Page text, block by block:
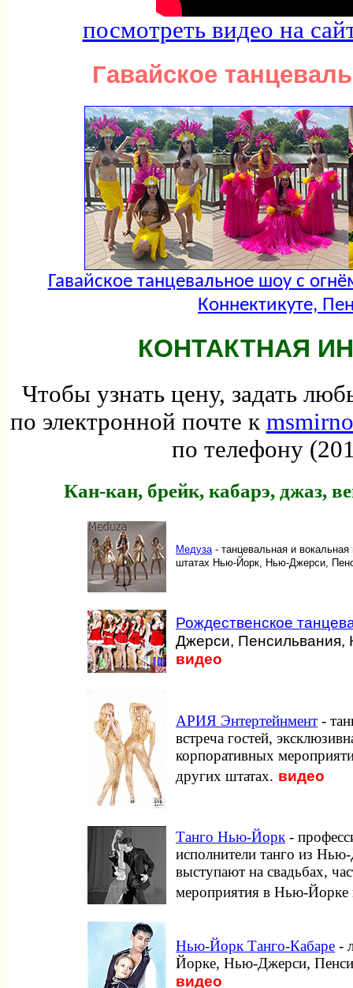
посмотреть видео на
Гавайское
Гавайское танцевальное шоу с
Коннектикуте,
КОНТАКТНАЯ
Чтобы узнать цену, задать
по электронной почте к
по телефону
Кан-кан, брейк, кабарэ, джаз,
Медуза- танцевальная и
штатах Нью-Йорк, Нью-Джерси,
Рождественское
Джерси, Пенсильвания,
видео
АРИЯ Энтертейнмент -
встреча гостей,
корпоративных
других штатах. видео
Танго Нью-Йорк-
исполнители танго из
выступают на свадьбах,
мероприятия в Нью-Йорке
Нью-Йорк Танго-Кабаре -
Йорке, Нью-Джерси,
видео